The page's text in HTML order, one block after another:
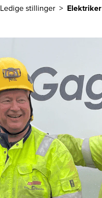
Ledige stillinger Elektriker